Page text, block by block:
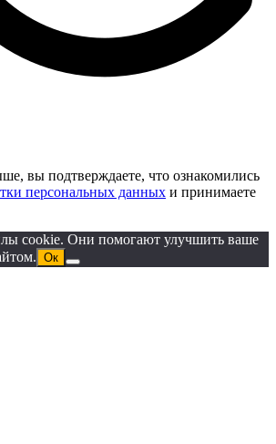
вы подтверждаете, что ознакомились
персональных данных и принимаете
cookie. Они помогают улучшить ваше
Ок